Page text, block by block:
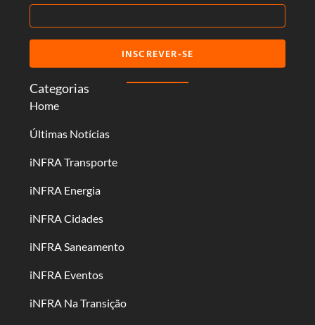
Categorias
Home
Últimas Notícias
iNFRA Transporte
iNFRA Energia
iNFRA Cidades
iNFRA Saneamento
iNFRA Eventos
iNFRA Na Transição
INSCREVER-SE